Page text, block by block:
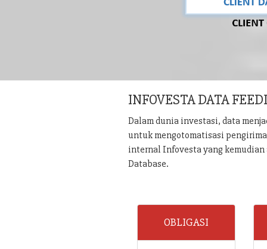
INFOVESTA DATA
Dalam dunia investasi, data
untuk mengotomatisasi
internal Infovesta yang
Database.
OBLIGASI